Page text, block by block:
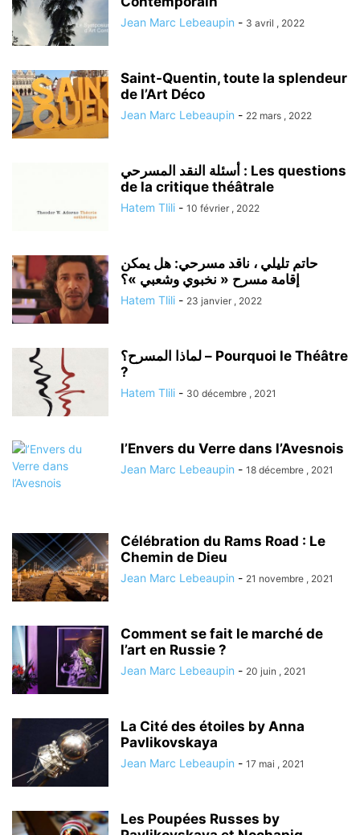
Jean Marc Lebeaupin - 3 avril , 2022
Saint-Quentin, toute la splendeur
de l’Art Déco
Jean Marc Lebeaupin - 22 mars , 2022
أسئلة النقد المسرحي : Les questions
de la critique théâtrale
Hatem Tlili - 10 février , 2022
حاتم تليلي ، ناقد مسرحي: هل يمكن
إقامة مسرح « نخبوي وشعبي »؟
Hatem Tlili - 23 janvier , 2022
لماذا المسرح؟ – Pourquoi le Théâtre
?
Hatem Tlili - 30 décembre , 2021
l’Envers du Verre dans l’Avesnois
Jean Marc Lebeaupin - 18 décembre , 2021
Célébration du Rams Road : Le
Chemin de Dieu
Jean Marc Lebeaupin - 21 novembre , 2021
Comment se fait le marché de
l’art en Russie ?
Jean Marc Lebeaupin - 20 juin , 2021
La Cité des étoiles by Anna
Pavlikovskaya
Jean Marc Lebeaupin - 17 mai , 2021
Les Poupées Russes by